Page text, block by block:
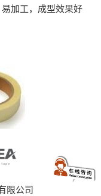
加工，成型效果好
限公司